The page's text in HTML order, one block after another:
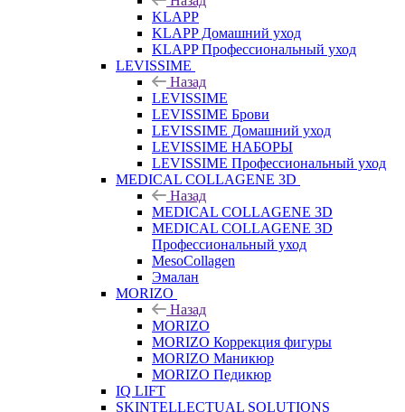
KLAPP
KLAPP Домашний уход
KLAPP Профессиональный уход
LEVISSIME
Назад
LEVISSIME
LEVISSIME Брови
LEVISSIME Домашний уход
LEVISSIME НАБОРЫ
LEVISSIME Профессиональный уход
MEDICAL COLLAGENE 3D
Назад
MEDICAL COLLAGENE 3D
MEDICAL COLLAGENE 3D
Профессиональный уход
MesoCollagen
Эмалан
MORIZO
Назад
MORIZO
MORIZO Коррекция фигуры
MORIZO Маникюр
MORIZO Педикюр
IQ LIFT
SKINTELLECTUAL SOLUTIONS